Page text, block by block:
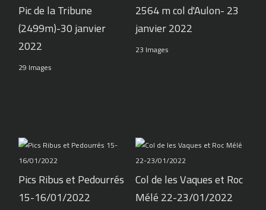
Pic de la Tribune
(2499m)-30 janvier
2022
29 Images
2564 m col d'Aulon- 23
janvier 2022
23 Images
Pics Ribus et Pedourrés
15-16/01/2022
Col de les Vaques et Roc
Mélé 22-23/01/2022